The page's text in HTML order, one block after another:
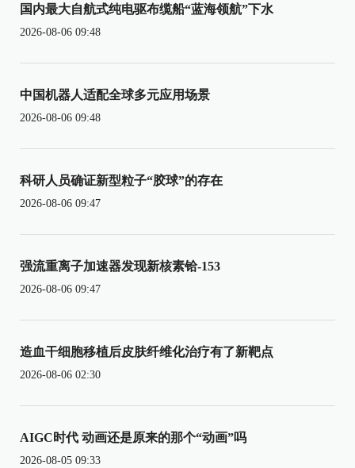
国内最大自航式纯电驱布缆船“蓝海领航”下水
2026-08-06 09:48
中国机器人适配全球多元应用场景
2026-08-06 09:48
科研人员确证新型粒子“胶球”的存在
2026-08-06 09:47
强流重离子加速器发现新核素铪-153
2026-08-06 09:47
造血干细胞移植后皮肤纤维化治疗有了新靶点
2026-08-06 02:30
AIGC时代 动画还是原来的那个“动画”吗
2026-08-05 09:33